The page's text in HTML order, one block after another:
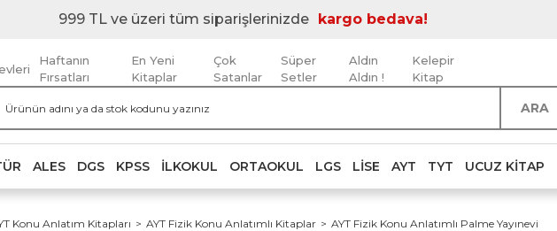
999 TL ve üzeri tüm siparişlerinizde kargo bedava!
Haftanın
Fırsatları
En Yeni
Kitaplar
Çok
Satanlar
Süper
Setler
Aldın
Aldın !
Kelepir
Kitap
ARA
ALES DGS KPSS İLKOKUL ORTAOKUL LGS LISE AYT TYT UCUZ KITAP
Konu Anlatım Kitapları AYT Fizik Konu Anlatımlı Kitaplar AYT Fizik Konu Anlatımlı Palme Yayınevi